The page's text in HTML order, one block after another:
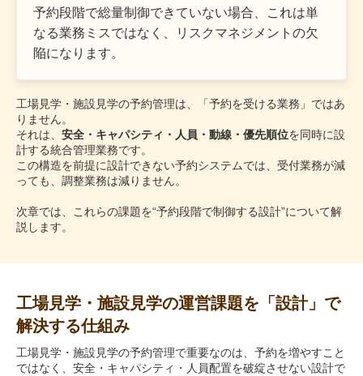
予約段階で総量制御できていない場合、これは単
なる業務ミスではなく、リスクマネジメントの欠
陥になります。
工場見学・施設見学の予約管理は、「予約を受ける業務」ではあ
りません。
それは、 安全・キャパシティ・人員・動線・優先順位を同時に設
計する統合管理業務です。
この構造を前提に設計できない予約システムでは、受付業務が減
っても、調整業務は減りません。
次章では、これらの課題を“予約段階で制御する設計”について解
説します。
工場見学・施設見学の運営課題を「設計」で
解決する仕組み
工場見学・施設見学の予約管理で重要なのは、予約を増やすこと
ではなく、安全・キャパシティ・人員配置を破綻させない設計で